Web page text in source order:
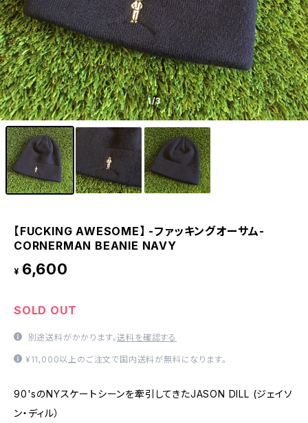
1/3
【FUCKING AWESOME】 -ファッキングオーサム-
CORNERMAN BEANIE NAVY
¥ 6,600
SOLD OUT
別途送料がかかります。送料を確認する
¥11,000以上のご注文で国内送料が無料になります。
90'sのNYスケートシーンを牽引してきたJASON DILL (ジェイソ
ン・ディル）